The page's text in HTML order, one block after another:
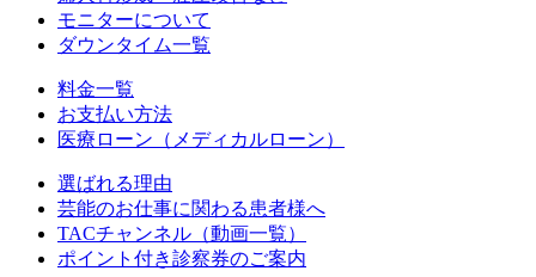
モニターについて
ダウンタイム一覧
料金一覧
お支払い方法
医療ローン（メディカルローン）
選ばれる理由
芸能のお仕事に関わる患者様へ
TACチャンネル（動画一覧）
ポイント付き診察券のご案内